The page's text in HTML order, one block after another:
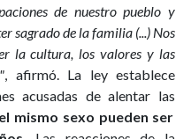
de nuestro pueblo y
sagrado de la familia (...) Nos
la cultura, los valores y las
, afirmó. La ley establece
acusadas de alentar las
mismo sexo pueden ser